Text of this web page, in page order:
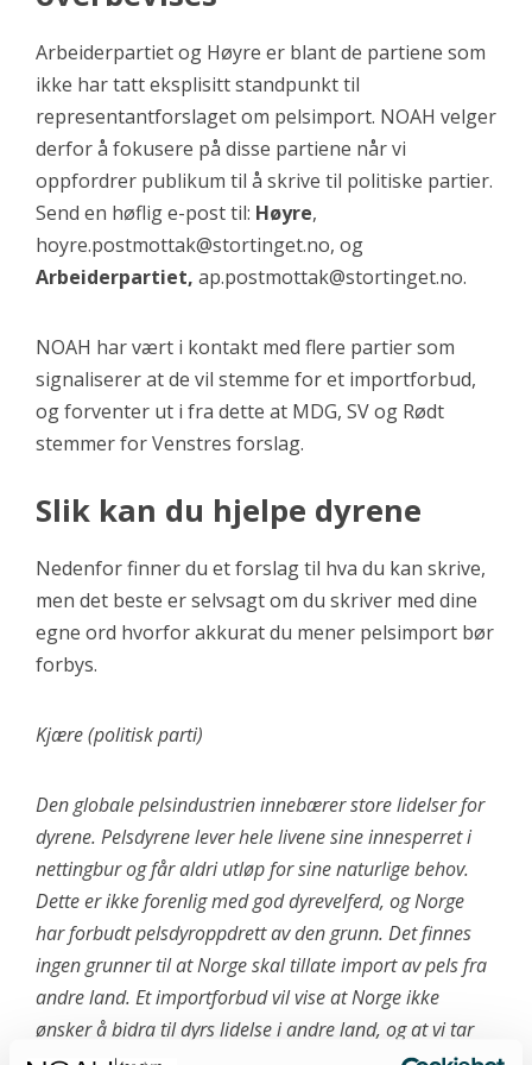
Arbeiderpartiet og Høyre er blant de partiene som
ikke har tatt eksplisitt standpunkt til
representantforslaget om pelsimport. NOAH velger
derfor å fokusere på disse partiene når vi
oppfordrer publikum til å skrive til politiske partier.
Send en høflig e-post til: Høyre,
hoyre.postmottak@stortinget.no, og
Arbeiderpartiet, ap.postmottak@stortinget.no.
NOAH har vært i kontakt med flere partier som
signaliserer at de vil stemme for et importforbud,
og forventer ut i fra dette at MDG, SV og Rødt
stemmer for Venstres forslag.
Slik kan du hjelpe dyrene
Nedenfor finner du et forslag til hva du kan skrive,
men det beste er selvsagt om du skriver med dine
egne ord hvorfor akkurat du mener pelsimport bør
forbys.
Kjære (politisk parti)
Den globale pelsindustrien innebærer store lidelser for
dyrene. Pelsdyrene lever hele livene sine innesperret i
nettingbur og får aldri utløp for sine naturlige behov.
Dette er ikke forenlig med god dyrevelferd, og Norge
har forbudt pelsdyroppdrett av den grunn. Det finnes
ingen grunner til at Norge skal tillate import av pels fra
andre land. Et importforbud vil vise at Norge ikke
ønsker å bidra til dyrs lidelse i andre land, og at vi tar